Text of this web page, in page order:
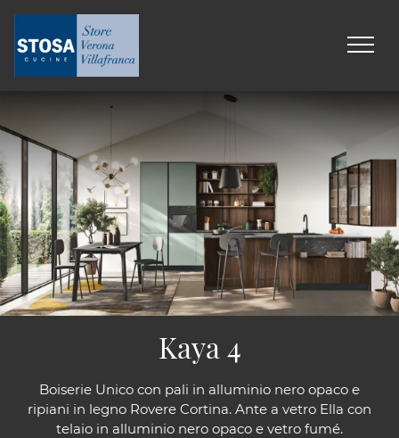
Boiserie Unico con pali in alluminio nero opaco e
ripiani in legno Rovere Cortina. Ante a vetro Ella con
telaio in alluminio nero opaco e vetro fumé.
Kaya 4